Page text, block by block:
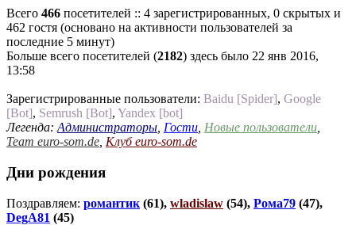
Всего 466 посетителей :: 4 зарегистрированных, 0 скрытых и
462 гостя (основано на активности пользователей за
последние 5 минут)
Больше всего посетителей (2182) здесь было 22 янв 2016,
13:58
Зарегистрированные пользователи: Baidu [Spider], Google
[Bot], Semrush [Bot], Yandex [bot]
Легенда: Администраторы Гости Новые пользователи
Team euro-som.de Клуб euro-som.de
Дни рождения
Поздравляем: романтик (61), wladislaw (54), Рома79 (47),
DegA81 (45)